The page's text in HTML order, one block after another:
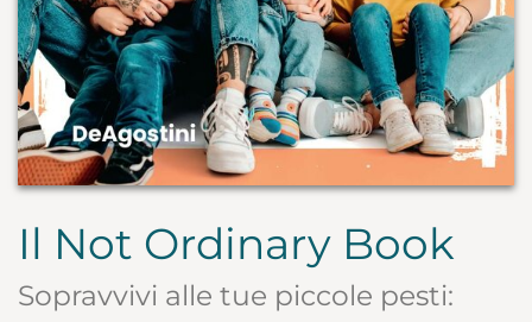
Il Not Ordinary Book
Sopravvivi alle tue piccole pesti: